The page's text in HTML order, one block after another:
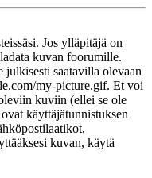
Jos ylläpitäjä on
kuvan foorumille.
saatavilla olevaan
my-picture.gif. Et voi
kuviin (ellei se ole
käyttäjätunnistuksen
kuvan, käytä